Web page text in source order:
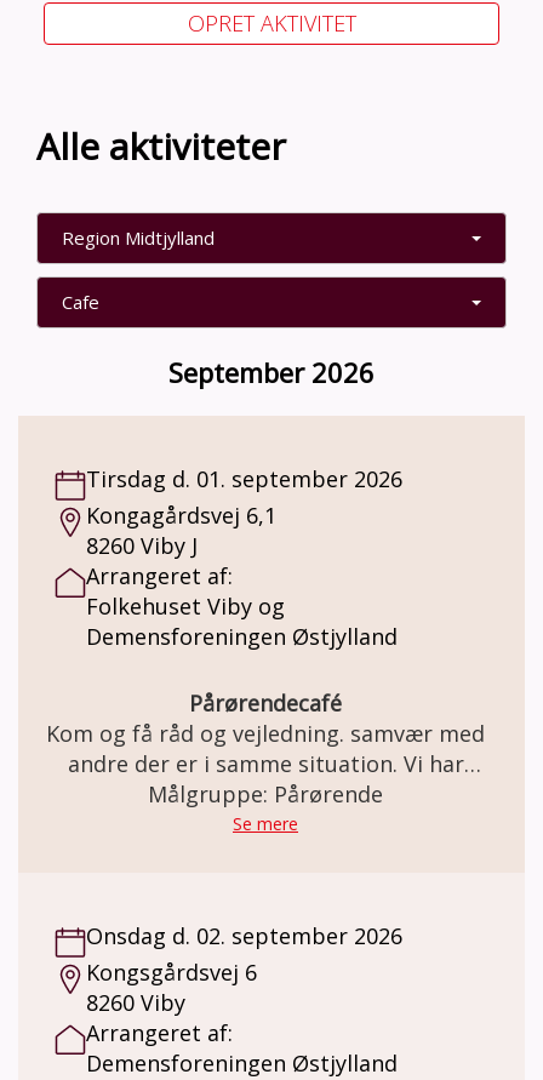
OPRET AKTIVITET
Alle aktiviteter
Region Midtjylland
Cafe
September 2026
Tirsdag d. 01. september 2026
Kongagårdsvej 6,1
8260 Viby J
Arrangeret af:
Folkehuset Viby og
Demensforeningen Østjylland
Pårørendecafé
Kom og få råd og vejledning. samvær med
andre der er i samme situation. Vi har
kaffe/te med en bolle til.
Målgruppe: Pårørende
Se mere
Onsdag d. 02. september 2026
Kongsgårdsvej 6
8260 Viby
Arrangeret af:
Demensforeningen Østjylland